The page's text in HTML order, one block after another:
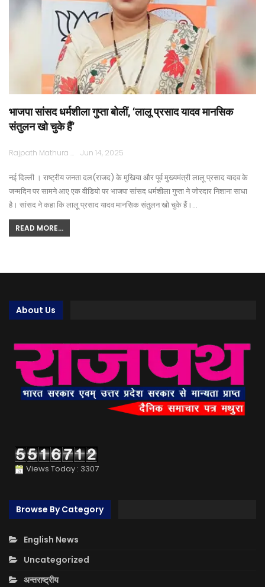
भाजपा सांसद धर्मशीला गुप्ता बोलीं, ‘लालू प्रसाद यादव मानसिक
संतुलन खो चुके हैं’
Rajpath Mathura Jun 14, 2025
नई दिल्ली । राष्ट्रीय जनता दल(राजद) के मुखिया और पूर्व मुख्यमंत्री लालू प्रसाद यादव के
जन्मदिन पर सामने आए एक वीडियो पर भाजपा सांसद धर्मशीला गुप्ता ने जोरदार निशाना साधा
है। सांसद ने कहा कि लालू प्रसाद यादव मानसिक संतुलन खो चुके हैं।…
READ MORE...
About Us
Views Today : 3307
Browse By Category
English News
Uncategorized
अन्तराष्ट्रीय